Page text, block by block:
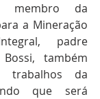
membro da
a Mineração
padre
também
trabalhos da
que será